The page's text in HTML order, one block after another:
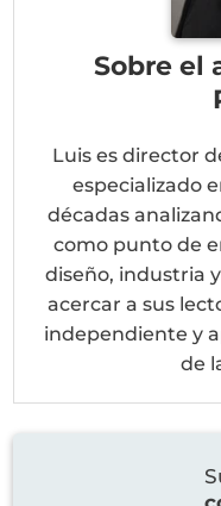
Sobre el
Luis es director
especializado
décadas
como punto de
diseño, industria
acercar a sus
independiente y
de